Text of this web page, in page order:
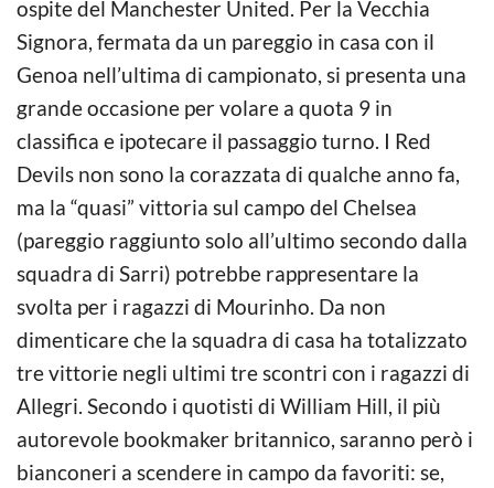
ospite del Manchester United. Per la Vecchia
Signora, fermata da un pareggio in casa con il
Genoa nell’ultima di campionato, si presenta una
grande occasione per volare a quota 9 in
classifica e ipotecare il passaggio turno. I Red
Devils non sono la corazzata di qualche anno fa,
ma la “quasi” vittoria sul campo del Chelsea
(pareggio raggiunto solo all’ultimo secondo dalla
squadra di Sarri) potrebbe rappresentare la
svolta per i ragazzi di Mourinho. Da non
dimenticare che la squadra di casa ha totalizzato
tre vittorie negli ultimi tre scontri con i ragazzi di
Allegri. Secondo i quotisti di William Hill, il più
autorevole bookmaker britannico, saranno però i
bianconeri a scendere in campo da favoriti: se,